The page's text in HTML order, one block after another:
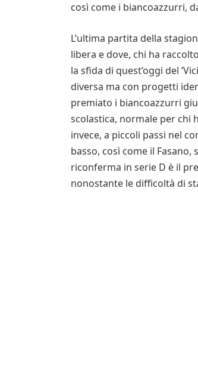
così come i biancoazzurri,
L’ultima partita della
libera e dove, chi ha
la sfida di quest’oggi del
diversa ma con progetti
premiato i biancoazzurri
scolastica, normale per chi
invece, a piccoli passi nel
basso, così come il
riconferma in serie D è il
nonostante le difficoltà di